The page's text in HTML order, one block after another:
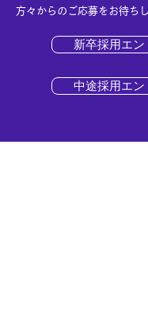
方々からのご応募をお待ち
新卒採用エン
中途採用エン